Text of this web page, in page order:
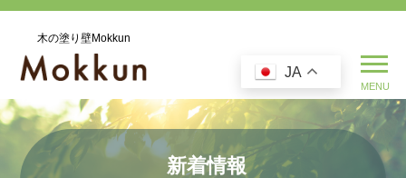
木の塗り壁Mokkun
JA
新着情報